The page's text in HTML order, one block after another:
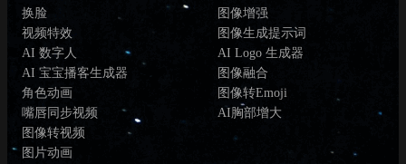
换脸
视频特效
AI 数字人
AI 宝宝播客生成器
角色动画
嘴唇同步视频
图像转视频
图片动画
图像增强
图像生成提示词
AI Logo 生成器
图像融合
图像转Emoji
AI胸部增大